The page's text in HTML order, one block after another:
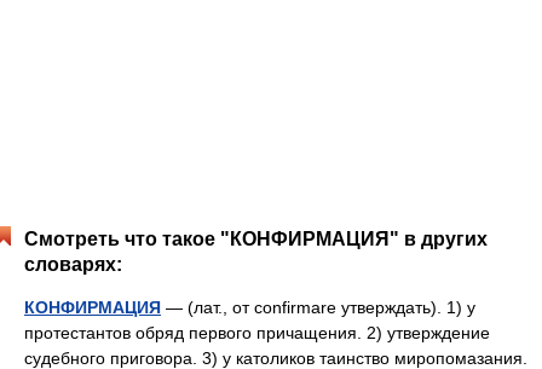
Смотреть что такое "КОНФИРМАЦИЯ" в других
словарях:
КОНФИРМАЦИЯ — (лат., от confirmare утверждать). 1) у
протестантов обряд первого причащения. 2) утверждение
судебного приговора. 3) у католиков таинство миропомазания.